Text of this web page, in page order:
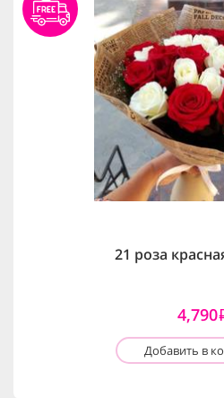
21 роза
4,790
Добавить в